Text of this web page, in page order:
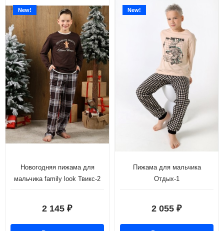
New!
Новогодняя пижама для
мальчика family look Твикс-2
2 145 ₽
New!
Пижама для мальчика
Отдых-1
2 055 ₽